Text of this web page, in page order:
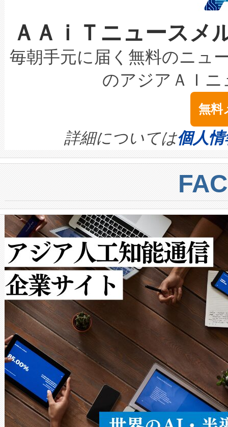
取得できる可能性もあります
設には、3億～4億ドルかか
最高経営責任者（CEO）であ
す。「当社のfully-connected
ームを利用すれば、6,000万
きます。この効率性は、フェ
限を超えて利用可能な電力容
持できるよう貢献します。こ
ービスレベル契約（SLA）違
テリー性能の劣化によるダウ
念は、現在データセンターが
ます。 Voltaiq provides a
quality and reliability for AI
BESS stack to ensure battery
centers. Voltaiqは、ai&のAI
からシステム統合、試運転、
クルの各段階のデータを監視
[…]
なレーザースポットにより、
な環境下でも豊かなディテー
キロメートル範囲を検出
LiDAR for Inspections,
は1535 nmレーザーを搭載。
イズの小径化を実現すること
す。ノーマルモードでは、
ートル先まで検出でき、これ
トに対して約600メートルに
では、反射率10％のターゲッ
で向上し、最大検知距離は
ットだけで最大1キロメート
ルの変電所周囲を監視でき、
作業と点群処理を簡素化でき
Avia 2は、2種類のFOVオプシ
× 80°のノーマルモード、長
ードを切り替えて使用するこ
ることなく、単一のデバイス
うにします。遠距離まで届く
密度なスキャ […]
ＡＡｉＴニュース
毎朝手元に届く無料のニュ
のアジアＡＩ
無料
詳細については個人